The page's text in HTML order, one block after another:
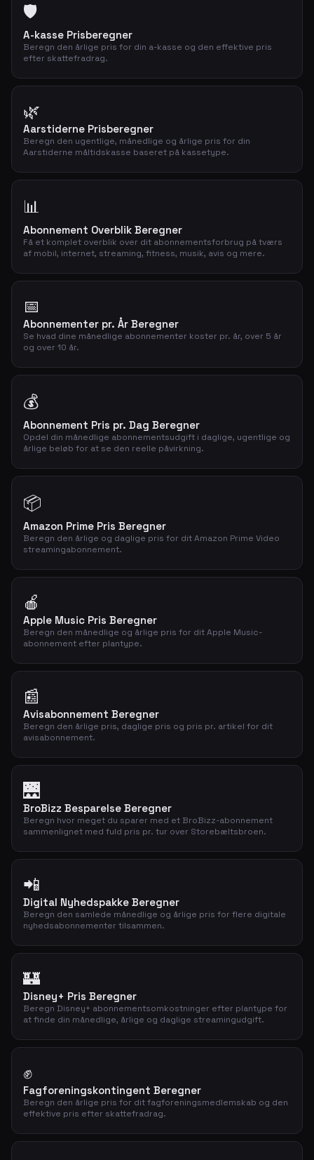
🛡️
A-kasse Prisberegner
Beregn den årlige pris for din a-kasse og den effektive pris
efter skattefradrag.
🌿
Aarstiderne Prisberegner
Beregn den ugentlige, månedlige og årlige pris for din
Aarstiderne måltidskasse baseret på kassetype.
📊
Abonnement Overblik Beregner
Få et komplet overblik over dit abonnementsforbrug på tværs
af mobil, internet, streaming, fitness, musik, avis og mere.
📅
Abonnementer pr. År Beregner
Se hvad dine månedlige abonnementer koster pr. år, over 5 år
og over 10 år.
💰
Abonnement Pris pr. Dag Beregner
Opdel din månedlige abonnementsudgift i daglige, ugentlige og
årlige beløb for at se den reelle påvirkning.
📦
Amazon Prime Pris Beregner
Beregn den årlige og daglige pris for dit Amazon Prime Video
streamingabonnement.
🍎
Apple Music Pris Beregner
Beregn den månedlige og årlige pris for dit Apple Music-
abonnement efter plantype.
📰
Avisabonnement Beregner
Beregn den årlige pris, daglige pris og pris pr. artikel for dit
avisabonnement.
🌉
BroBizz Besparelse Beregner
Beregn hvor meget du sparer med et BroBizz-abonnement
sammenlignet med fuld pris pr. tur over Storebæltsbroen.
📲
Digital Nyhedspakke Beregner
Beregn den samlede månedlige og årlige pris for flere digitale
nyhedsabonnementer tilsammen.
🏰
Disney+ Pris Beregner
Beregn Disney+ abonnementsomkostninger efter plantype for
at finde din månedlige, årlige og daglige streamingudgift.
✊
Fagforeningskontingent Beregner
Beregn den årlige pris for dit fagforeningsmedlemskab og den
effektive pris efter skattefradrag.